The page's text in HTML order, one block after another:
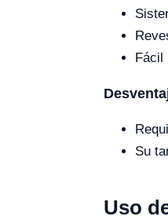
Fácil
Su
Uso